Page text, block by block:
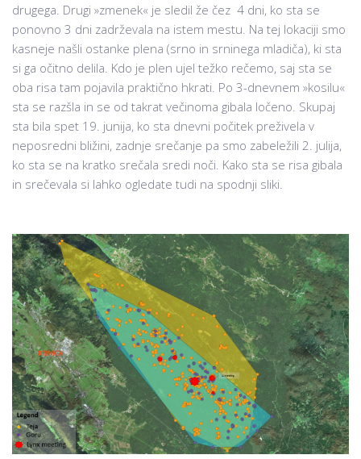
drugega. Drugi »zmenek« je sledil že čez 4 dni, ko sta se
ponovno 3 dni zadrževala na istem mestu. Na tej lokaciji smo
kasneje našli ostanke plena (srno in srninega mladiča), ki sta
si ga očitno delila. Kdo je plen ujel težko rečemo, saj sta se
oba risa tam pojavila praktično hkrati. Po 3-dnevnem »kosilu«
sta se razšla in se od takrat večinoma gibala ločeno. Skupaj
sta bila spet 19. junija, ko sta dnevni počitek preživela v
neposredni bližini, zadnje srečanje pa smo zabeležili 2. julija,
ko sta se na kratko srečala sredi noči. Kako sta se risa gibala
in srečevala si lahko ogledate tudi na spodnji sliki.